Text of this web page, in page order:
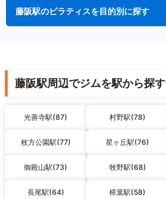
藤阪駅のピラティスを目的別に探す
藤阪駅周辺でジムを駅から探す
光善寺駅(87) 村野駅(78)
枚方公園駅(77) 星ヶ丘駅(76)
御殿山駅(73) 牧野駅(68)
長尾駅(64) 樟葉駅(58)